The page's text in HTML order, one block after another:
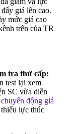
giá lên cao.
mức giá cao
trên của TR
tra thứ cấp:
test lại xem
SC vừa diễn
chuyển động giá
lực thúc